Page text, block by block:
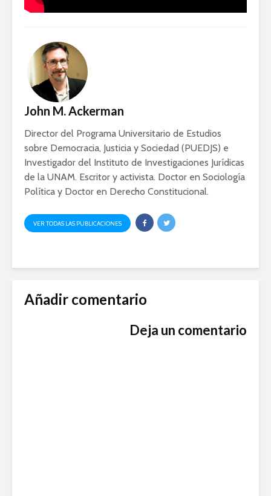
John M. Ackerman
Director del Programa Universitario de Estudios
sobre Democracia, Justicia y Sociedad (PUEDJS) e
Investigador del Instituto de Investigaciones Jurídicas
de la UNAM. Escritor y activista. Doctor en Sociología
Política y Doctor en Derecho Constitucional.
VER TODAS LAS PUBLICACIONES
Añadir comentario
Deja un comentario